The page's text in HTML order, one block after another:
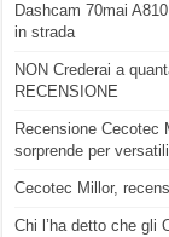
Dashcam 70mai
in strada
NON Crederai a
RECENSIONE
Recensione Cecotec
sorprende per
Cecotec Millor,
Chi l’ha detto che gli